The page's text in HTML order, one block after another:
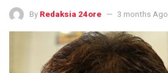
By Redaksia 24ore 3 months Ago